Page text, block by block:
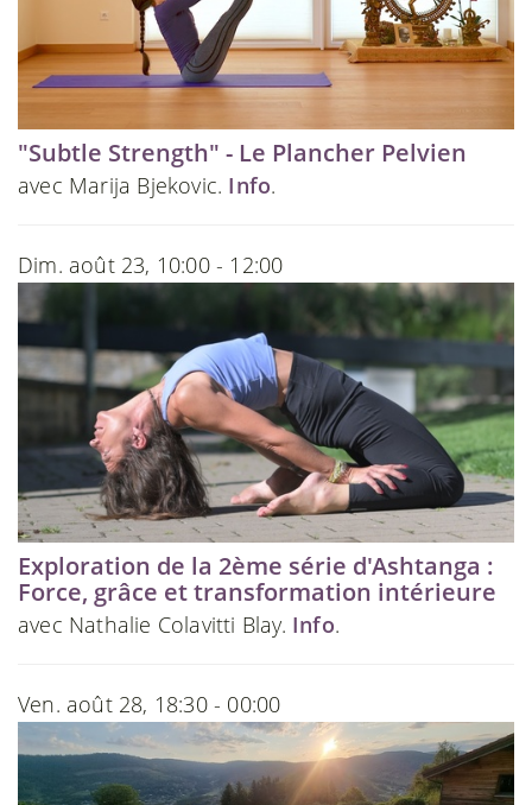
"Subtle Strength" - Le Plancher Pelvien
avec Marija Bjekovic. Info.
Dim. août 23, 10:00 - 12:00
Exploration de la 2ème série d'Ashtanga :
Force, grâce et transformation intérieure
avec Nathalie Colavitti Blay. Info.
Ven. août 28, 18:30 - 00:00